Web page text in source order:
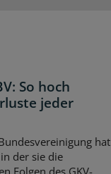
So hoch
jeder
hat
der sie die
Folgen des GKV-